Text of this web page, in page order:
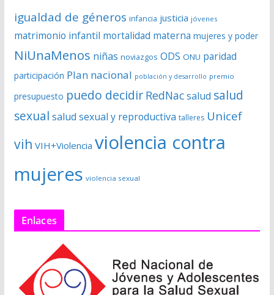
igualdad de géneros infancia justicia jóvenes
matrimonio infantil mortalidad materna mujeres y poder
NiUnaMenos niñas noviazgos ODS ONU paridad
participación Plan nacional población y desarrollo premio
presupuesto puedo decidir RedNacsalud salud
sexual salud sexual y reproductiva talleres Unicef
vih VIH+Violencia violencia contra
mujeres violencia sexual
Enlaces